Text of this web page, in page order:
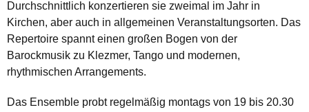
Durchschnittlich konzertieren sie zweimal im Jahr in
Kirchen, aber auch in allgemeinen Veranstaltungsorten. Das
Repertoire spannt einen großen Bogen von der
Barockmusik zu Klezmer, Tango und modernen,
rhythmischen Arrangements.
Das Ensemble probt regelmäßig montags von 19 bis 20.30